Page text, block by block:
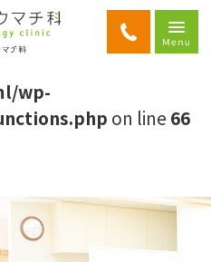
property "ID" on string
wp-
on line 66